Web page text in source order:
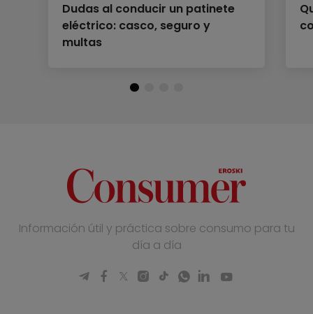
Dudas al conducir un patinete
eléctrico: casco, seguro y
multas
Información útil y práctica sobre consumo para tu
día a día